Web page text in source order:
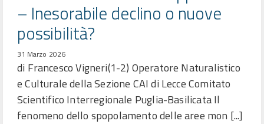
– Inesorabile declino o nuove
possibilità?
31 Marzo 2026
di Francesco Vigneri(1-2) Operatore Naturalistico
e Culturale della Sezione CAI di Lecce Comitato
Scientifico Interregionale Puglia-Basilicata Il
fenomeno dello spopolamento delle aree mon [...]